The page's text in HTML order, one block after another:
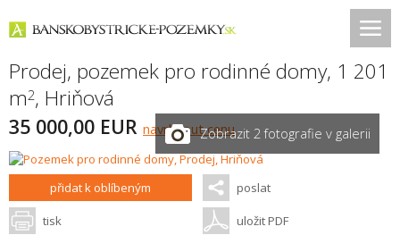
Prodej, pozemek pro rodinné domy, 1 201
m2, Hriňová
35 000,00 EUR navrhnout cenuZobrazit 2 fotografie v galerii
přidat k oblíbeným poslat
tisk uložit PDF